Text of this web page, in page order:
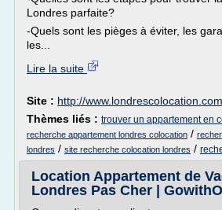
Londres parfaite?
-Quels sont les pièges à éviter, les
les...
Lire la suite
Site : http://www.londrescolocation.com
Thèmes liés : trouver un appartement en
recherche appartement londres colocation /
londres / site recherche colocation londres /
Location Appartement de
Londres Pas Cher |